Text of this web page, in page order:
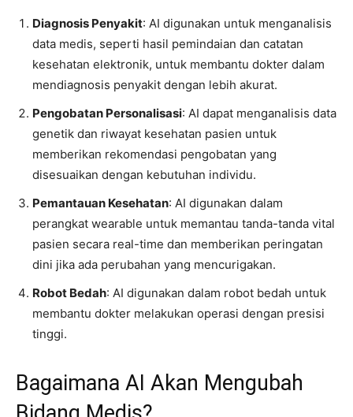
Diagnosis Penyakit: AI digunakan untuk menganalisis
data medis, seperti hasil pemindaian dan catatan
kesehatan elektronik, untuk membantu dokter dalam
mendiagnosis penyakit dengan lebih akurat.
Pengobatan Personalisasi: AI dapat menganalisis data
genetik dan riwayat kesehatan pasien untuk
memberikan rekomendasi pengobatan yang
disesuaikan dengan kebutuhan individu.
Pemantauan Kesehatan: AI digunakan dalam
perangkat wearable untuk memantau tanda-tanda vital
pasien secara real-time dan memberikan peringatan
dini jika ada perubahan yang mencurigakan.
Robot Bedah: AI digunakan dalam robot bedah untuk
membantu dokter melakukan operasi dengan presisi
tinggi.
Bagaimana AI Akan Mengubah